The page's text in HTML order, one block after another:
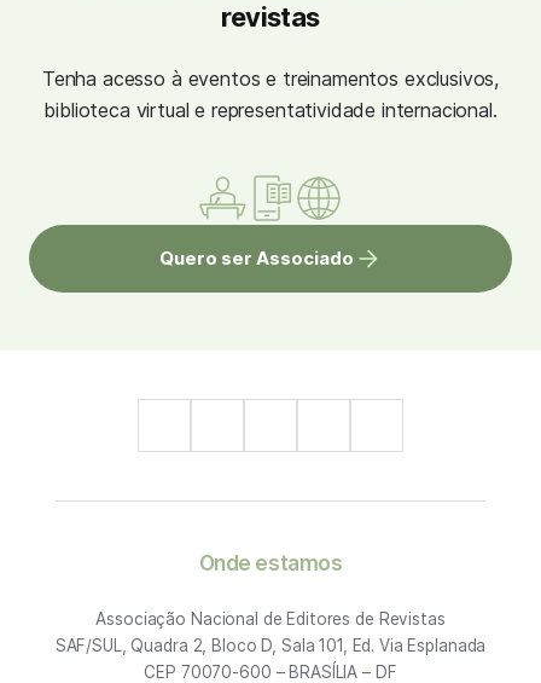
revistas
Tenha acesso à eventos e treinamentos exclusivos,
biblioteca virtual e representatividade internacional.
Quero ser Associado
Onde estamos
Associação Nacional de Editores de Revistas
SAF/SUL, Quadra 2, Bloco D, Sala 101, Ed. Via Esplanada
CEP 70070-600 – BRASÍLIA – DF